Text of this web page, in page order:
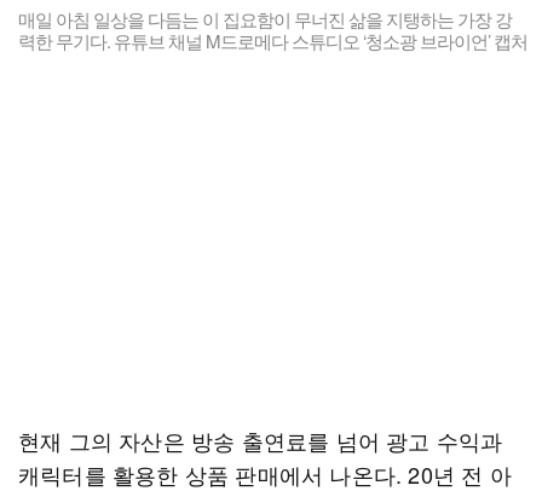
매일 아침 일상을 다듬는 이 집요함이 무너진 삶을 지탱하는 가장 강
력한 무기다. 유튜브 채널 M드로메다 스튜디오 ‘청소광 브라이언’ 캡처
현재 그의 자산은 방송 출연료를 넘어 광고 수익과
캐릭터를 활용한 상품 판매에서 나온다. 20년 전 아